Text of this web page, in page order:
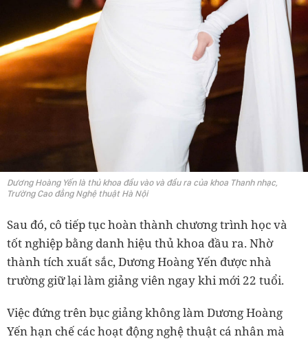
Dương Hoàng Yến là thủ khoa đầu vào và đầu ra của khoa Thanh nhạc,
Trường Cao đẳng Nghệ thuật Hà Nội
Sau đó, cô tiếp tục hoàn thành chương trình học và
tốt nghiệp bằng danh hiệu thủ khoa đầu ra. Nhờ
thành tích xuất sắc, Dương Hoàng Yến được nhà
trường giữ lại làm giảng viên ngay khi mới 22 tuổi.
Việc đứng trên bục giảng không làm Dương Hoàng
Yến hạn chế các hoạt động nghệ thuật cá nhân mà